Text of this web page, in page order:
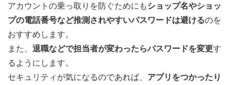
アカウントの乗っ取りを防ぐためにもショップ名やショッ
プの電話番号など推測されやすいパスワードは避けるのを
おすすめします。
また、 退職などで担当者が変わったらパスワードを変更す
るようにします。
セキュリティが気になるのであれば、 アプリをつかったり